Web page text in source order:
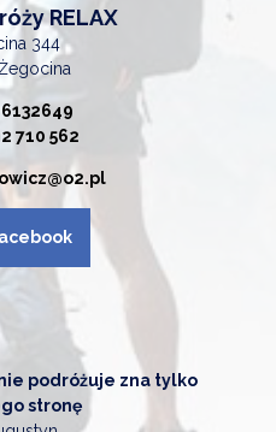
RELAX
344
710 562
podróżuje zna tylko
stronę